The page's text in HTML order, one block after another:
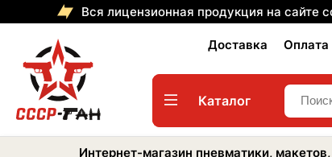
Вся лицензионная продукция на сайте
Доставка Оплата
Каталог
Интернет-магазин пневматики,